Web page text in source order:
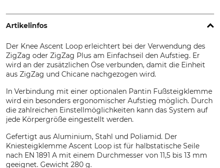
Artikelinfos
Der Knee Ascent Loop erleichtert bei der Verwendung des
ZigZag oder ZigZag Plus am Einfachseil den Aufstieg. Er
wird an der zusätzlichen Öse verbunden, damit die Einheit
aus ZigZag und Chicane nachgezogen wird.
In Verbindung mit einer optionalen Pantin Fußsteigklemme
wird ein besonders ergonomischer Aufstieg möglich. Durch
die zahlreichen Einstellmöglichkeiten kann das System auf
jede Körpergröße eingestellt werden.
Gefertigt aus Aluminium, Stahl und Poliamid. Der
Kniesteigklemme Ascent Loop ist für halbstatische Seile
nach EN 1891 A mit einem Durchmesser von 11,5 bis 13 mm
geeignet. Gewicht 280 g.